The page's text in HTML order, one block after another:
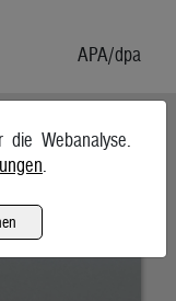
APA/dpa
massiv gestört
Webanalyse.